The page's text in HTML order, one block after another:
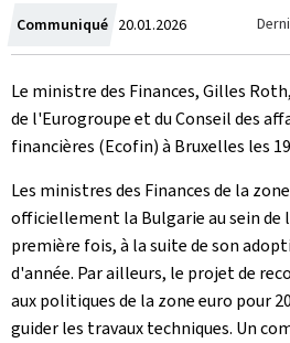
Communiqué Crée
le
20.01.2026
Le ministre des Finances, Gilles
de l'Eurogroupe et du Conseil des
financières (Ecofin) à Bruxelles les
Les ministres des Finances de la
officiellement la Bulgarie au sein de
première fois, à la suite de son
d'année. Par ailleurs, le projet de
aux politiques de la zone euro pour
guider les travaux techniques. Un